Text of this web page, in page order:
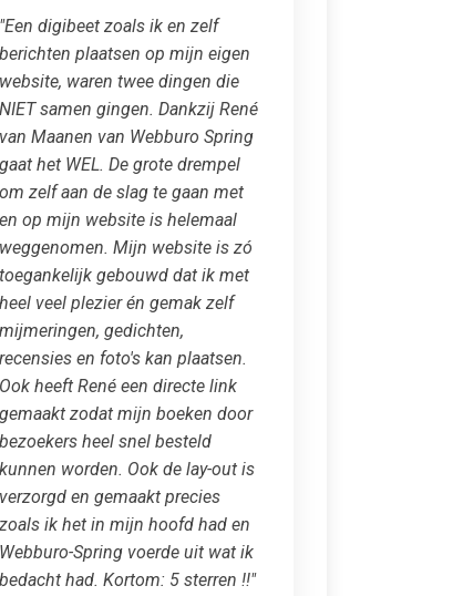
"Een digibeet zoals ik en zelf
berichten plaatsen op mijn eigen
website, waren twee dingen die
NIET samen gingen. Dankzij René
van Maanen van Webburo Spring
gaat het WEL. De grote drempel
om zelf aan de slag te gaan met
en op mijn website is helemaal
weggenomen. Mijn website is zó
toegankelijk gebouwd dat ik met
heel veel plezier én gemak zelf
mijmeringen, gedichten,
recensies en foto's kan plaatsen.
Ook heeft René een directe link
gemaakt zodat mijn boeken door
bezoekers heel snel besteld
kunnen worden. Ook de lay-out is
verzorgd en gemaakt precies
zoals ik het in mijn hoofd had en
Webburo-Spring voerde uit wat ik
bedacht had. Kortom: 5 sterren !!"